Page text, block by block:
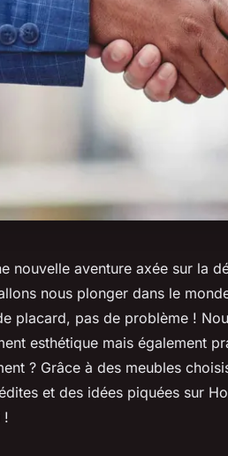
nouvelle aventure axée sur la
nous plonger dans le
placard, pas de problème !
esthétique mais également
? Grâce à des meubles
et des idées piquées sur
!